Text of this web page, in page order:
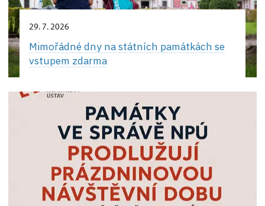
29. 7. 2026
Mimořádné dny na státních památkách se
vstupem zdarma